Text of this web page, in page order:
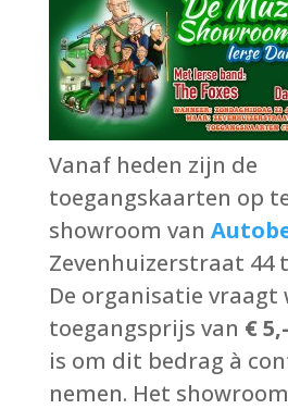
Vanaf heden zijn de
toegangskaarten op
showroom van
Zevenhuizerstraat 44
De organisatie vraagt
toegangsprijs van €
is om dit bedrag à
nemen. Het